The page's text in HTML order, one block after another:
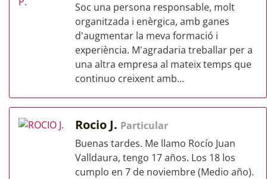
Soc una persona responsable, molt
organitzada i enèrgica, amb ganes
d'augmentar la meva formació i
experiència. M'agradaria treballar per a
una altra empresa al mateix temps que
continuo creixent amb...
Rocio J. Particular
Buenas tardes. Me llamo Rocío Juan
Valldaura, tengo 17 años. Los 18 los
cumplo en 7 de noviembre (Medio año).